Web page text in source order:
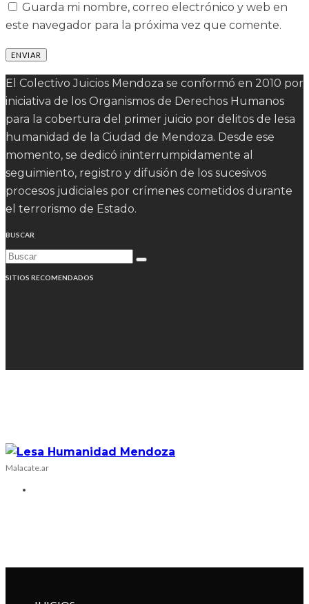
Guarda mi nombre, correo electrónico y web en
este navegador para la próxima vez que comente.
El Colectivo Juicios Mendoza se conformó en 2010 por
iniciativa de los Organismos de Derechos Humanos
para la cobertura del primer juicio por delitos de lesa
humanidad de la Ciudad de Mendoza. Desde ese
momento, se dedicó ininterrumpidamente al
seguimiento, registro y difusión de los sucesivos
procesos judiciales por crímenes cometidos durante
el terrorismo de Estado.
BUSCAR
SITIOS RECOMENDADOS
Malacate.ar